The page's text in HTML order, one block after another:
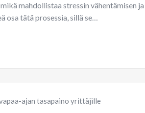
mahdollistaa stressin vähentämisen ja
osa tätä prosessia, sillä se…
ajan tasapaino yrittäjille